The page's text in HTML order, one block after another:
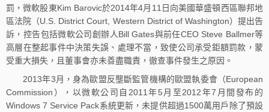
罰，微軟股東Kim Barovic於2014年4月11日向美國華盛頓西區聯邦地
區法院（U.S. District Court, Western District of Washington）提出告
訴，控告包括微軟公司創辦人Bill Gates與前任CEO Steve Ballmer等
高層在整起事件中決策失誤、處理不當，致使公司承受鉅額罰款，蒙
受重大損失，且董事會亦未善盡職責，徹查事件發生之原因。
2013年3月，身為歐盟反壟斷監管機構的歐盟執委會（European
Commission），以微軟公司自2011年5月至2012年7月間發布的
Windows 7 Service Pack系統更新，未提供超過1500萬用戶除了預設